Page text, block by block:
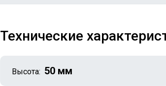
Технические
Высота: 50 мм